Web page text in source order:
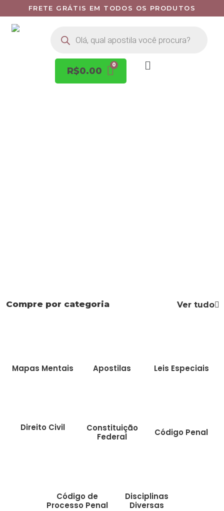
FRETE GRÁTIS EM TODOS OS PRODUTOS
R$0.00
Compre por categoria Ver tudo
Mapas Mentais Apostilas Leis Especiais
Direito Civil
Constituição
Federal
Código Penal
Código de
Processo Penal
Disciplinas
Diversas